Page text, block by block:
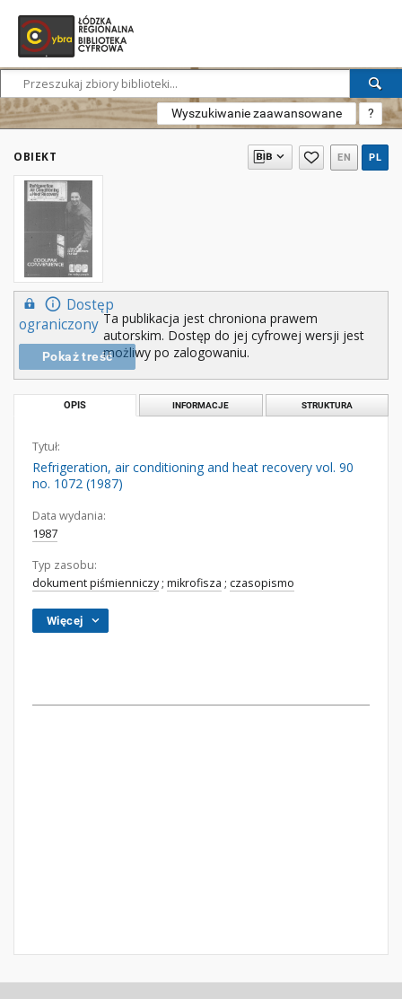
Wyszukiwanie zaawansowane ?
OBIEKT EN PL
Dostęp
ograniczony
Pokaż treść
Ta publikacja jest chroniona prawem
autorskim. Dostęp do jej cyfrowej wersji jest
możliwy po zalogowaniu.
OPIS INFORMACJE STRUKTURA
Tytuł:
Refrigeration, air conditioning and heat recovery vol. 90
no. 1072 (1987)
Data wydania:
1987
Typ zasobu:
dokument piśmienniczy; mikrofisza ; czasopismo
Więcej